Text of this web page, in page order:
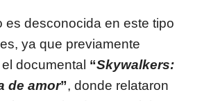
es desconocida en este tipo
ya que previamente
documental “Skywalkers:
de amor”, donde relataron